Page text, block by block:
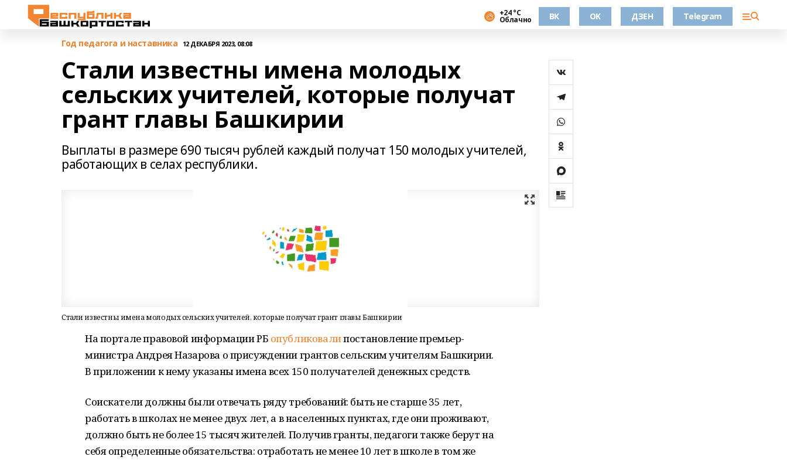
+24 °С
Облачно ВК OK ДЗЕН Telegram
Год педагога и наставника 12 ДЕКАБРЯ 2023, 08:08
Стали известны имена молодых
сельских учителей, которые получат
грант главы Башкирии
Выплаты в размере 690 тысяч рублей каждый получат 150 молодых учителей,
работающих в селах республики.
Стали известны имена молодых сельских учителей, которые получат грант главы Башкирии
На портале правовой информации РБ опубликовалипостановление премьер-
министра Андрея Назарова о присуждении грантов сельским учителям Башкирии.
В приложении к нему указаны имена всех 150 получателей денежных средств.
Соискатели должны были отвечать ряду требований: быть не старше 35 лет,
работать в школах не менее двух лет, а в населенных пунктах, где они проживают,
должно быть не более 15 тысяч жителей. Получив гранты, педагоги также берут на
себя определенные обязательства: отработать не менее 10 лет в школе в том же